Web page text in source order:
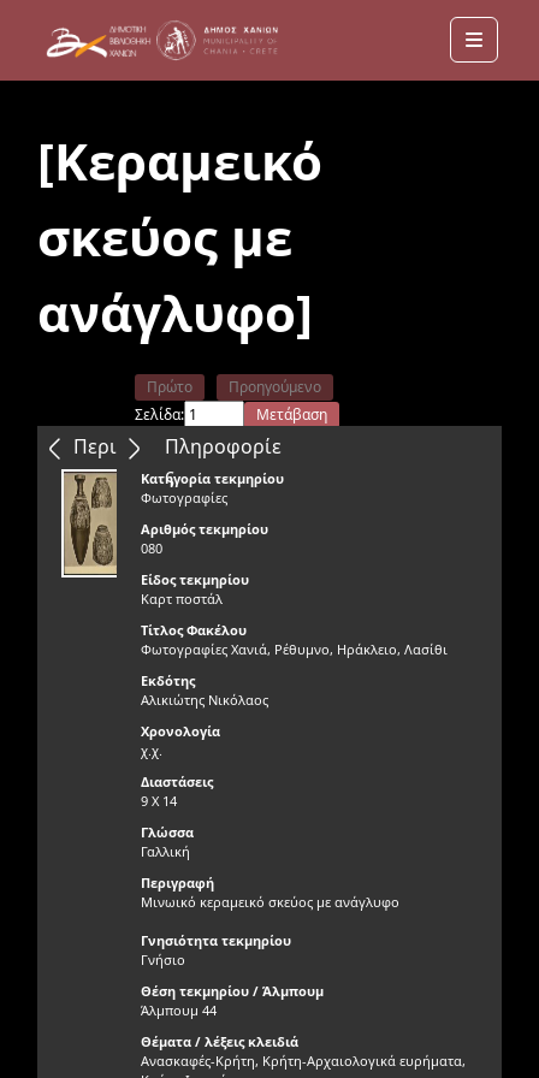
Menu
[Κεραμεικό
σκεύος με
ανάγλυφο]
Περιεχόμενα
Πρώτο
Προηγούμενο
Σελίδα:
Μετάβαση
Επόμενο
Τελευταίο
Πληροφορίε
ς
Κατηγορία τεκμηρίου
Φωτογραφίες
Αριθμός τεκμηρίου
080
Είδος τεκμηρίου
Καρτ ποστάλ
Τίτλος Φακέλου
Φωτογραφίες Χανιά, Ρέθυμνο, Ηράκλειο, Λασίθι
Εκδότης
Αλικιώτης Νικόλαος
Χρονολογία
χ.χ.
Διαστάσεις
9 Χ 14
Γλώσσα
Γαλλική
Περιγραφή
Μινωικό κεραμεικό σκεύος με ανάγλυφο
Γνησιότητα τεκμηρίου
Γνήσιο
Θέση τεκμηρίου / Άλμπουμ
Άλμπουμ 44
Θέματα / λέξεις κλειδιά
Ανασκαφές-Κρήτη, Κρήτη-Αρχαιολογικά ευρήματα,